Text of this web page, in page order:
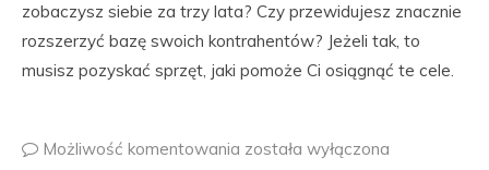
zobaczysz siebie za trzy lata? Czy przewidujesz znacznie
rozszerzyć bazę swoich kontrahentów? Jeżeli tak, to
musisz pozyskać sprzęt, jaki pomoże Ci osiągnąć te cele.
Możliwość komentowania została wyłączona